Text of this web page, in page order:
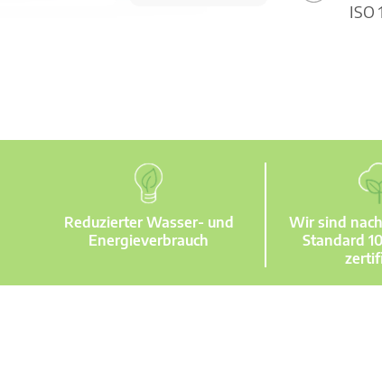
ISO
Reduzierter Wasser- und
Energieverbrauch
Wir sind
Standard